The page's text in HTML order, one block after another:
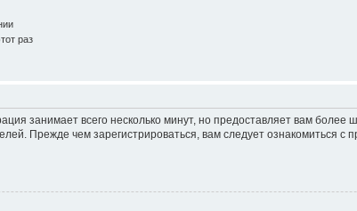
раз
занимает всего несколько минут, но предоставляет вам
Прежде чем зарегистрироваться, вам следует ознакомиться